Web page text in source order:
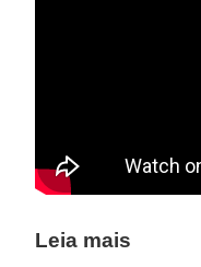
Leia mais